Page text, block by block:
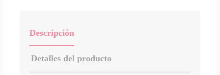
Descripción
Detalles del producto